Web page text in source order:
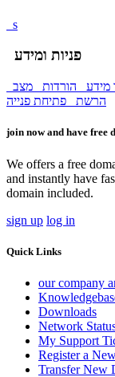
s
פניות ומידע
מידע הורדות
מצב
הרשת
פתיחת פנייה
join now and have free
We offers a free
and instantly have
domain included.
sign up log in
Quick Links
our company
Downloads
Network
My Support
Register a
Transfer New